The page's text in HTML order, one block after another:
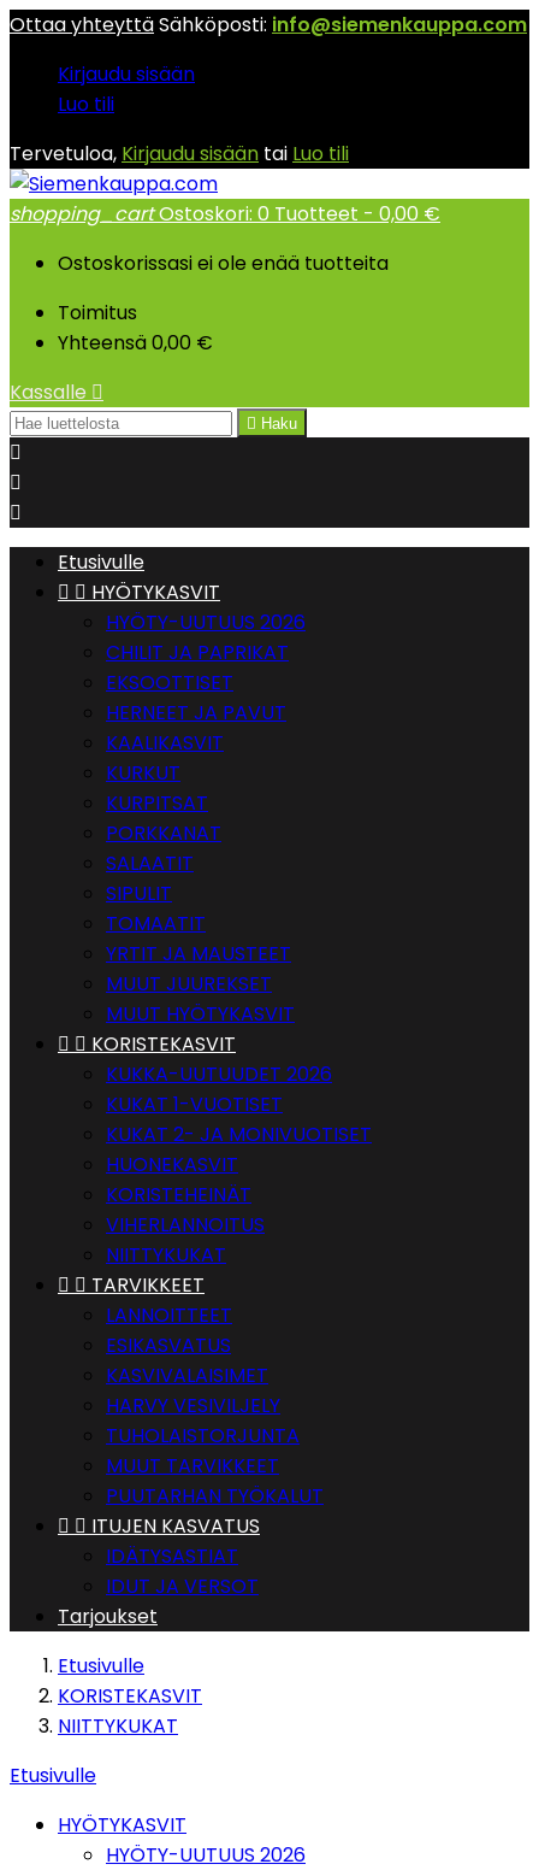
Ottaa yhteyttäSähköposti: info@siemenkauppa.com
Kirjaudu sisään
Luo tili
Tervetuloa, Kirjaudu sisään tai Luo tili
shopping_cartOstoskori: 0 Tuotteet - 0,00 €
Ostoskorissasi ei ole enää tuotteita
Toimitus
Yhteensä0,00 €
Kassalle 
 Haku



Etusivulle
  HYÖTYKASVIT
HYÖTY-UUTUUS 2026
CHILIT JA PAPRIKAT
EKSOOTTISET
HERNEET JA PAVUT
KAALIKASVIT
KURKUT
KURPITSAT
PORKKANAT
SALAATIT
SIPULIT
TOMAATIT
YRTIT JA MAUSTEET
MUUT JUUREKSET
MUUT HYÖTYKASVIT
  KORISTEKASVIT
KUKKA-UUTUUDET 2026
KUKAT 1-VUOTISET
KUKAT 2- JA MONIVUOTISET
HUONEKASVIT
KORISTEHEINÄT
VIHERLANNOITUS
NIITTYKUKAT
  TARVIKKEET
LANNOITTEET
ESIKASVATUS
KASVIVALAISIMET
HARVY VESIVILJELY
TUHOLAISTORJUNTA
MUUT TARVIKKEET
PUUTARHAN TYÖKALUT
  ITUJEN KASVATUS
IDÄTYSASTIAT
IDUT JA VERSOT
Tarjoukset
Etusivulle
KORISTEKASVIT
NIITTYKUKAT
Etusivulle
HYÖTYKASVIT
HYÖTY-UUTUUS 2026